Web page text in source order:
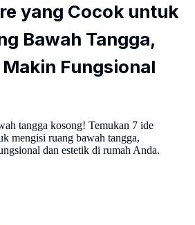
yang Cocok untuk
Bawah Tangga,
Fungsional
tangga kosong! Temukan 7 ide
mengisi ruang bawah tangga,
dan estetik di rumah Anda.